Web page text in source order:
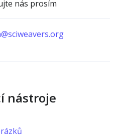
nás prosím
nástroje